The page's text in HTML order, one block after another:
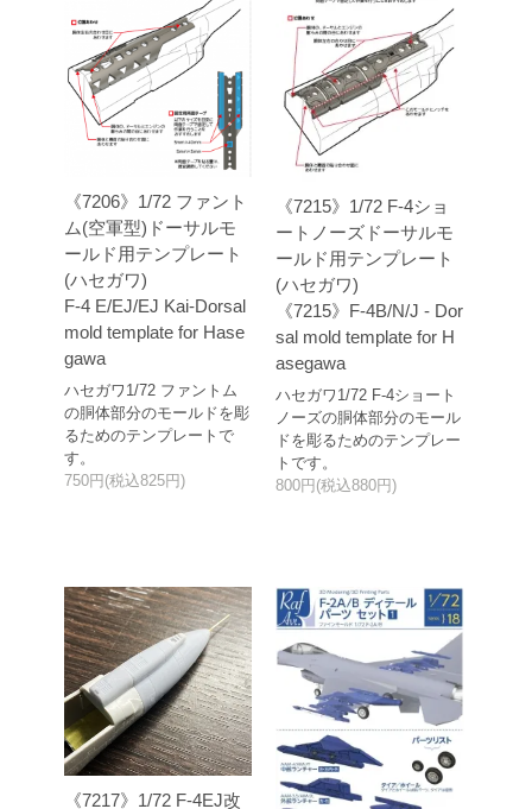
《7206》1/72 ファント
ム(空軍型)ドーサルモ
ールド用テンプレート
(ハセガワ)
F-4 E/EJ/EJ Kai-Dorsal
mold template for Hase
gawa
ハセガワ1/72 ファントム
の胴体部分のモールドを彫
るためのテンプレートで
す。
750円(税込825円)
《7215》1/72 F-4ショ
ートノーズドーサルモ
ールド用テンプレート
(ハセガワ)
《7215》F-4B/N/J - Dor
sal mold template for H
asegawa
ハセガワ1/72 F-4ショート
ノーズの胴体部分のモール
ドを彫るためのテンプレー
トです。
800円(税込880円)
《7217》1/72 F-4EJ改